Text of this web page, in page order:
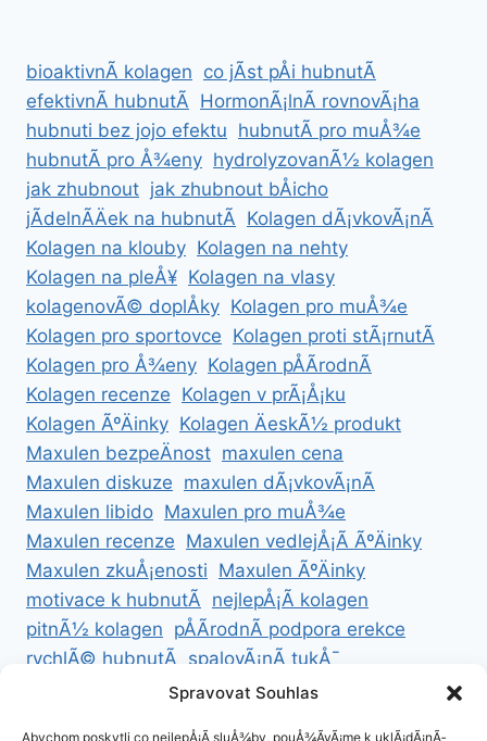
bioaktivnÃ­ kolagen co jÃ­st pÅi hubnutÃ­
efektivnÃ­ hubnutÃ­ HormonÃ¡lnÃ­ rovnovÃ¡ha
hubnuti bez jojo efektu hubnutÃ­ pro muÅ¾e
hubnutÃ­ pro Å¾eny hydrolyzovanÃ½ kolagen
jak zhubnout jak zhubnout bÅicho
jÃ­delnÃ­Äek na hubnutÃ­ Kolagen dÃ¡vkovÃ¡nÃ­
Kolagen na klouby Kolagen na nehty
Kolagen na pleÅ¥ Kolagen na vlasy
kolagenovÃ© doplÅky Kolagen pro muÅ¾e
Kolagen pro sportovce Kolagen proti stÃ¡rnutÃ­
Kolagen pro Å¾eny Kolagen pÅÃ­rodnÃ­
Kolagen recenze Kolagen v prÃ¡Å¡ku
Kolagen ÃºÄinky Kolagen ÄeskÃ½ produkt
Maxulen bezpeÄnost maxulen cena
Maxulen diskuze maxulen dÃ¡vkovÃ¡nÃ­
Maxulen libido Maxulen pro muÅ¾e
Maxulen recenze Maxulen vedlejÅ¡Ã­ ÃºÄinky
Maxulen zkuÅ¡enosti Maxulen ÃºÄinky
motivace k hubnutÃ­ nejlepÅ¡Ã­ kolagen
pitnÃ½ kolagen pÅÃ­rodnÃ­ podpora erekce
rychlÃ© hubnutÃ­ spalovÃ¡nÃ­ tukÅ¯
ZdravÃ© hubnutÃ­ ZdravÃ© recepty na hubnutÃ­
Spravovat Souhlas
Abychom poskytli co nejlepÅ¡Ã­ sluÅ¾by, pouÅ¾Ã­vÃ¡me k uklÃ¡dÃ¡nÃ­